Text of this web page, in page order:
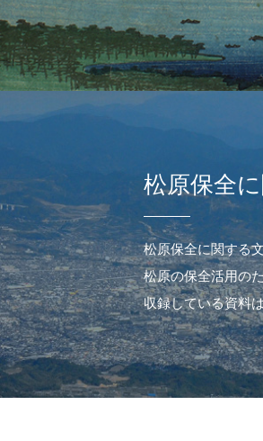
松原保全
松原保全に関する
松原の保全活用の
収録している資料